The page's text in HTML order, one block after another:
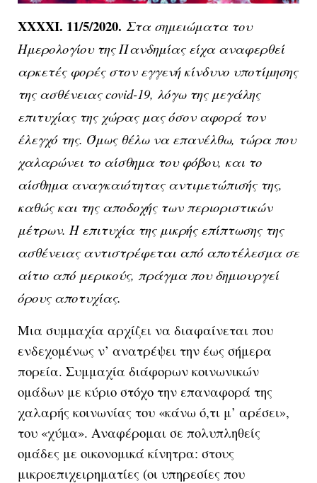
XXXXΙ. 11/5/2020. Στα σημειώματα του
Ημερολογίου της Πανδημίας είχα αναφερθεί
αρκετές φορές στον εγγενή κίνδυνο υποτίμησης
της ασθένειας covid-19, λόγω της μεγάλης
επιτυχίας της χώρας μας όσον αφορά τον
έλεγχό της. Όμως θέλω να επανέλθω, τώρα που
χαλαρώνει το αίσθημα του φόβου, και το
αίσθημα αναγκαιότητας αντιμετώπισής της,
καθώς και της αποδοχής των περιοριστικών
μέτρων. Η επιτυχία της μικρής επίπτωσης της
ασθένειας αντιστρέφεται από αποτέλεσμα σε
αίτιο από μερικούς, πράγμα που δημιουργεί
όρους αποτυχίας.
Μια συμμαχία αρχίζει να διαφαίνεται που
ενδεχομένως ν’ ανατρέψει την έως σήμερα
πορεία. Συμμαχία διάφορων κοινωνικών
ομάδων με κύριο στόχο την επαναφορά της
χαλαρής κοινωνίας του «κάνω ό,τι μ’ αρέσει»,
του «χύμα». Αναφέρομαι σε πολυπληθείς
ομάδες με οικονομικά κίνητρα: στους
μικροεπιχειρηματίες (οι υπηρεσίες που